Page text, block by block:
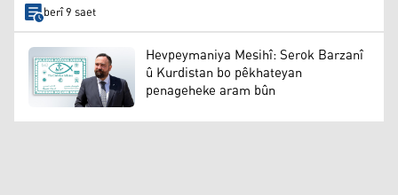
berî 9 saet
Hevpeymaniya Mesihî: Serok Barzanî
û Kurdistan bo pêkhateyan
penageheke aram bûn